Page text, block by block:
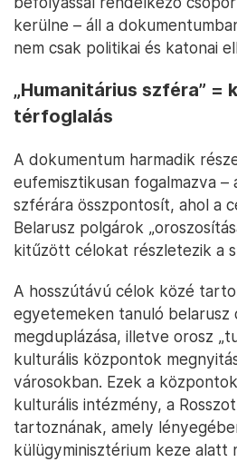
kerülne – áll a
nem csak politikai és katonai
„Humanitárius szféra” =
térfoglalás
A dokumentum harmadik
eufemisztikusan fogalmazva –
szférára összpontosít, ahol a
Belarusz polgárok
kitűzött célokat részletezik a
A hosszútávú célok közé
egyetemeken tanuló belarusz
megduplázása, illetve orosz
kulturális központok
városokban. Ezek a
kulturális intézmény, a
tartoznának, amely
külügyminisztérium keze alatt